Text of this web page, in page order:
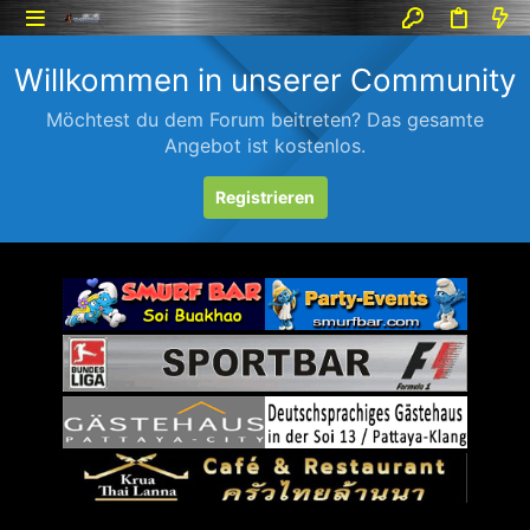
Willkommen in unserer Community
Möchtest du dem Forum beitreten? Das gesamte
Angebot ist kostenlos.
Registrieren